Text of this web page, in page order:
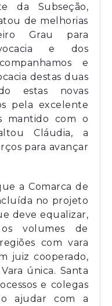
da Subseção,
de melhorias
Grau para
e dos
e
destas duas
estas novas
pela excelente
mantido com o
Cláudia, a
para avançar
a Comarca de
no projeto
deve equalizar,
volumes de
com vara
juiz cooperado,
única. Santa
e colegas
ajudar com a